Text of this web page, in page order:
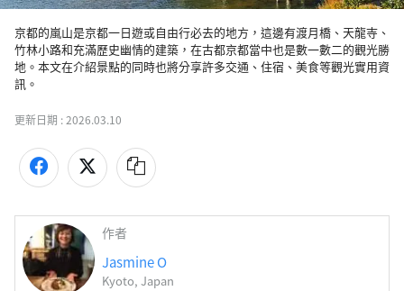
京都的嵐山是京都一日遊或自由行必去的地方，這邊有渡月橋、天龍寺、
竹林小路和充滿歷史幽情的建築，在古都京都當中也是數一數二的觀光勝
地。本文在介紹景點的同時也將分享許多交通、住宿、美食等觀光實用資
訊。
更新日期 :2026.03.10
作者
Jasmine O
Kyoto, Japan